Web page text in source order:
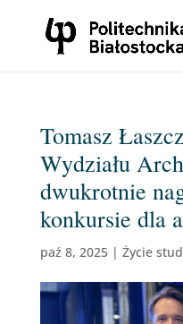
Tomasz
Wydziału
dwukrotnie
konkursie dla
paź 8, 2025| Życie